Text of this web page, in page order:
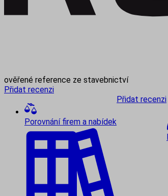
ověřené reference ze stavebnictví
Přidat recenzi
Porovnání firem a nabídek
Přidat recenzi